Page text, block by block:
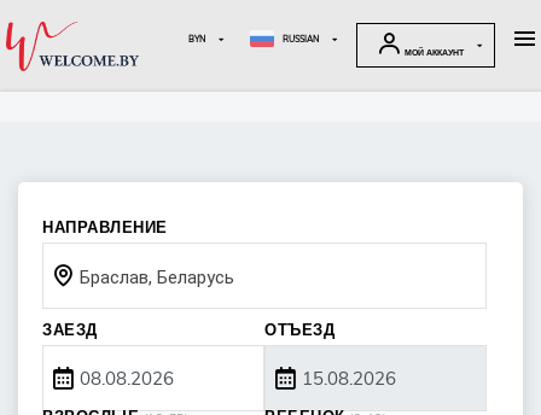
BYN
RUSSIAN
МОЙ АККАУНТ
НАПРАВЛЕНИЕ
Браслав, Беларусь
ЗАЕЗД ОТЪЕЗД